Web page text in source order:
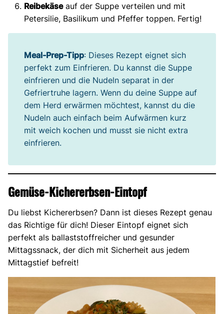
Reibekäseauf der Suppe verteilen und mit
Petersilie, Basilikum und Pfeffer toppen. Fertig!
Meal-Prep-Tipp: Dieses Rezept eignet sich
perfekt zum Einfrieren. Du kannst die Suppe
einfrieren und die Nudeln separat in der
Gefriertruhe lagern. Wenn du deine Suppe auf
dem Herd erwärmen möchtest, kannst du die
Nudeln auch einfach beim Aufwärmen kurz
mit weich kochen und musst sie nicht extra
einfrieren.
Gemüse-Kichererbsen-Eintopf
Du liebst Kichererbsen? Dann ist dieses Rezept genau
das Richtige für dich! Dieser Eintopf eignet sich
perfekt als ballaststoffreicher und gesunder
Mittagssnack, der dich mit Sicherheit aus jedem
Mittagstief befreit!